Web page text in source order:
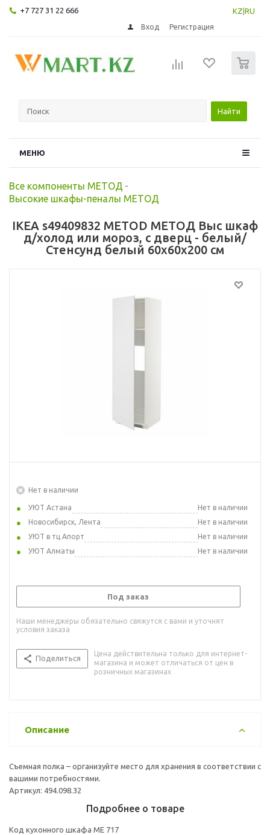
+7 727 31 22 666 KZ RU
Вход Регистрация
Найти
МЕНЮ
Все компоненты МЕТОД -
Высокие шкафы-пеналы МЕТОД
IKEA s49409832 METOD МЕТОД Выс шкаф
д/холод или мороз, с дверц - белый/
Стенсунд белый 60x60x200 см
Нет в наличии
УЮТ Астана
Нет в наличии
Новосибирск, Лента
Нет в наличии
УЮТ в тц Апорт
Нет в наличии
УЮТ Алматы
Нет в наличии
Под заказ
Наши менеджеры обязательно свяжутся с вами и уточнят
условия заказа
Поделиться
Цена действительна только для интернет-
магазина и может отличаться от цен в
розничных магазинах
Описание
Съемная полка – организуйте место для хранения в соответствии с
вашими потребностями.
Артикул: 494.098.32
Подробнее о товаре
Код кухонного шкафа ME 717